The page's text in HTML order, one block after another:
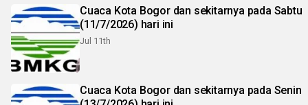
Cuaca Kota Bogor dan sekitarnya pada Sabtu
(11/7/2026) hari ini
Jul 11th
Cuaca Kota Bogor dan sekitarnya pada Senin